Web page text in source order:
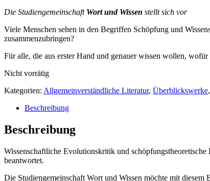
Die Studiengemeinschaft Wort und Wissen stellt sich vor
Viele Menschen sehen in den Begriffen Schöpfung und
zusammenzubringen?
Für alle, die aus erster Hand und genauer wissen wollen,
Nicht vorrätig
Kategorien: Allgemeinverständliche Literatur, Überblickswerke,
Beschreibung
Beschreibung
Wissenschaftliche Evolutionskritik und
beantwortet.
Die Studiengemeinschaft Wort und Wissen möchte mit diesem